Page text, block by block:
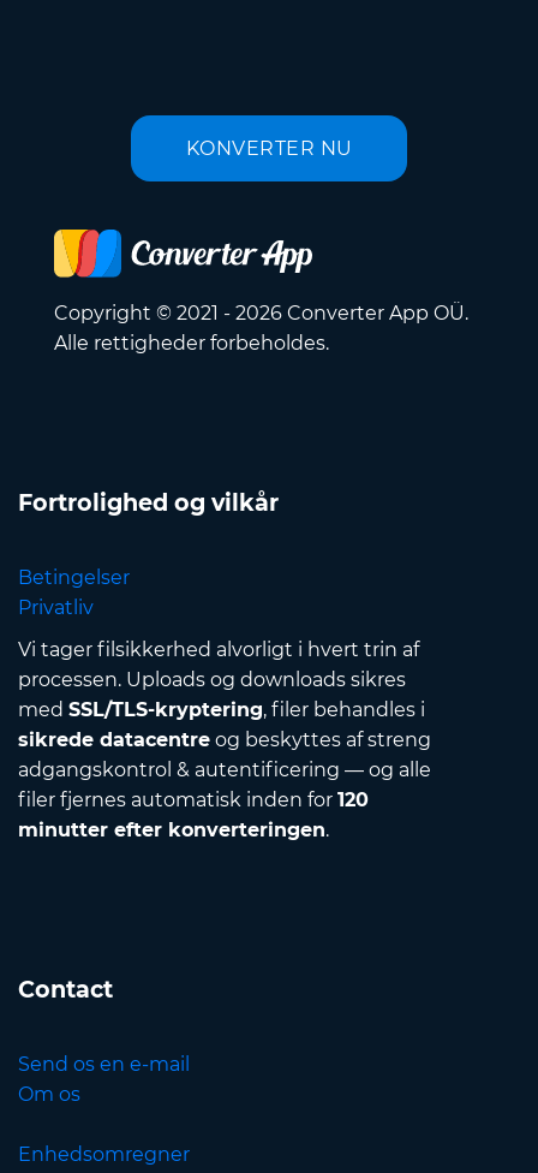
KONVERTER NU
Copyright © 2021 - 2026 Converter App OÜ.
Alle rettigheder forbeholdes.
Fortrolighed og vilkår
Betingelser
Privatliv
Vi tager filsikkerhed alvorligt i hvert trin af
processen. Uploads og downloads sikres
med SSL/TLS-kryptering, filer behandles i
sikrede datacentre og beskyttes af streng
adgangskontrol & autentificering — og alle
filer fjernes automatisk inden for 120
minutter efter konverteringen.
Contact
Send os en e-mail
Om os
Enhedsomregner